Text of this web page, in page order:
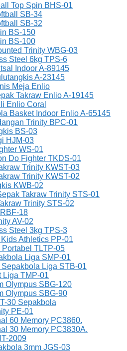
Top Spin BHS-01
SB-34
SB-32
BS-150
BS-100
Trinity WBG-03
Steel 6kg TPS-6
Indoor A-89145
A-23145
Meja Enlio
Takraw Enlio A-19145
Enlio Coral
Basket Indoor Enlio A-65145
Trinity BPC-01
BS-03
HJM-03
WS-01
Do Fighter TKDS-01
Trinity KWST-03
Trinity KWST-02
KWB-02
Takraw Trinity STS-01
Trinity STS-02
18
AV-02
Steel 3kg TPS-3
Athletics PP-01
TLTP-05
Liga SMP-01
Liga STB-01
Liga TMP-01
Olympus SBG-120
Olympus SBG-90
30 Sepakbola
PE-01
60 Memory PC3860.
30 Memory PC3830A.
2009
3mm JGS-03